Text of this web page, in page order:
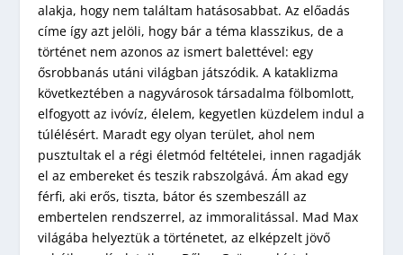
alakja, hogy nem találtam hatásosabbat. Az előadás
címe így azt jelöli, hogy bár a téma klasszikus, de a
történet nem azonos az ismert balettével: egy
ősrobbanás utáni világban játszódik. A kataklizma
következtében a nagyvárosok társadalma fölbomlott,
elfogyott az ivóvíz, élelem, kegyetlen küzdelem indul a
túlélésért. Maradt egy olyan terület, ahol nem
pusztultak el a régi életmód feltételei, innen ragadják
el az embereket és teszik rabszolgává. Ám akad egy
férfi, aki erős, tiszta, bátor és szembeszáll az
embertelen rendszerrel, az immoralitással. Mad Max
világába helyeztük a történetet, az elképzelt jövő